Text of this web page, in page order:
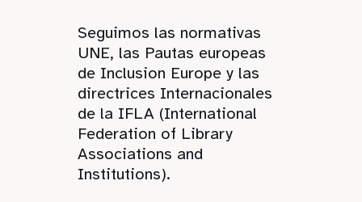
Seguimos las normativas
UNE, las Pautas europeas
de Inclusion Europe y las
directrices Internacionales
de la IFLA (International
Federation of Library
Associations and
Institutions).